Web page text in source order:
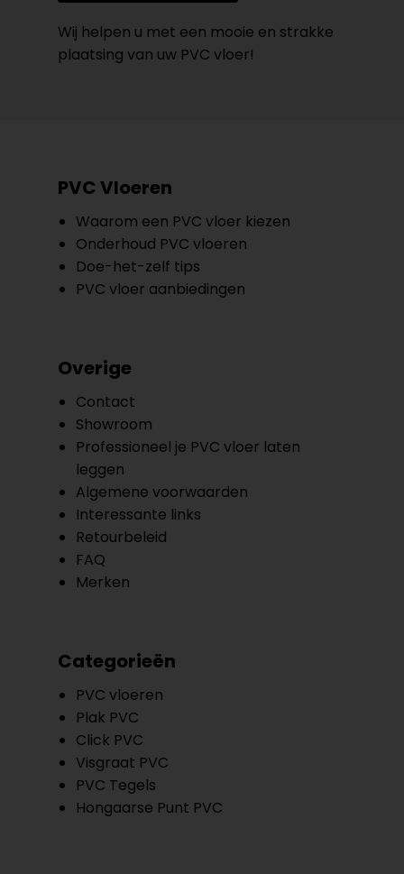
Wij helpen u met een mooie en strakke
plaatsing van uw PVC vloer!
PVC Vloeren
Waarom een PVC vloer kiezen
Onderhoud PVC vloeren
Doe-het-zelf tips
PVC vloer aanbiedingen
Overige
Contact
Showroom
Professioneel je PVC vloer laten
leggen
Algemene voorwaarden
Interessante links
Retourbeleid
FAQ
Merken
Categorieën
PVC vloeren
Plak PVC
Click PVC
Visgraat PVC
PVC Tegels
Hongaarse Punt PVC